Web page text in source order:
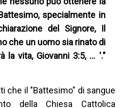
specialmente in
del Signore, Il
che un uomo sia rinato di
la vita, Giovanni 3:5, … '."
che il "Battesimo" di sangue
della Chiesa Cattolica